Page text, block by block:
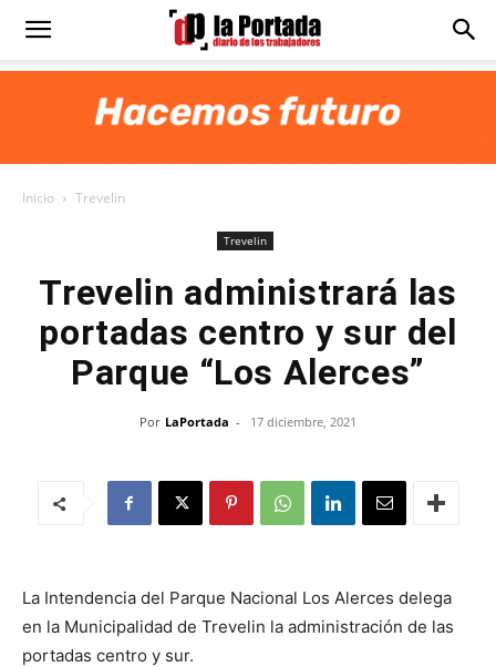
Diario
Inicio Trevelin
Trevelin
Trevelin administrará las
portadas centro y sur del
Parque “Los Alerces”
Por LaPortada - 17 diciembre, 2021
La Intendencia del Parque Nacional Los Alerces delega
en la Municipalidad de Trevelin la administración de las
portadas centro y sur.